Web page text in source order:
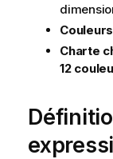
Charte
12